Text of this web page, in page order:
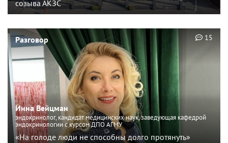
созыва АКЗС
Разговор
Инна Вейцман
эндокринолог, кандидат медицинских наук, заведующая кафедрой
эндокринологии с курсом ДПО АГМУ
«На голоде люди не способны долго протянуть»
15